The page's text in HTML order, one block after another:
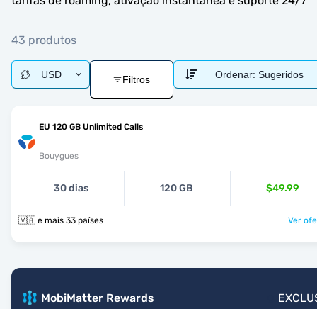
43 produtos
USD Filtros Ordenar: Sugeridos
EU 120 GB Unlimited Calls
Bouygues
30 dias 120 GB $49.99
🇻🇦 e mais 33 países Ver
MobiMatter Rewards